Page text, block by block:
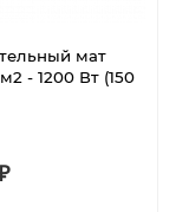
мат
- 1200 Вт (150